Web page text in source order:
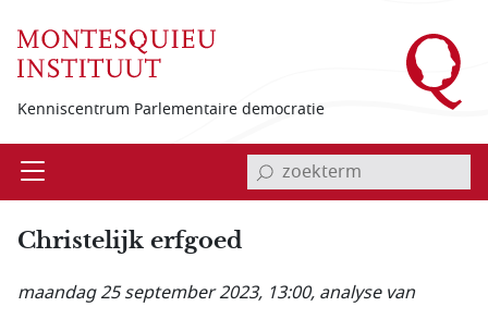
Kenniscentrum Parlementaire democratie
Open invoerveld zoekterm
Christelijk erfgoed
maandag 25 september 2023, 13:00, analyse van